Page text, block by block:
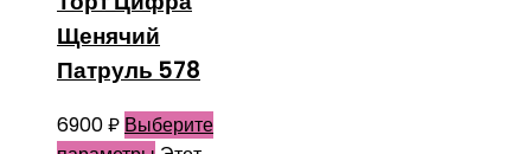
Щенячий
Патруль 578
6900₽ Выберите